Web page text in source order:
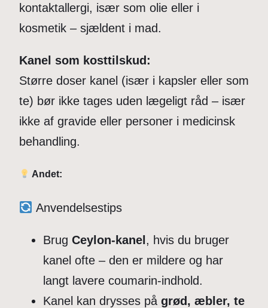
kontaktallergi, især som olie eller i
kosmetik – sjældent i mad.
Kanel som kosttilskud:
Større doser kanel (især i kapsler eller som
te) bør ikke tages uden lægeligt råd – især
ikke af gravide eller personer i medicinsk
behandling.
Andet:
Anvendelsestips
Brug Ceylon-kanel , hvis du bruger
kanel ofte – den er mildere og har
langt lavere coumarin-indhold.
Kanel kan drysses på grød, æbler, te